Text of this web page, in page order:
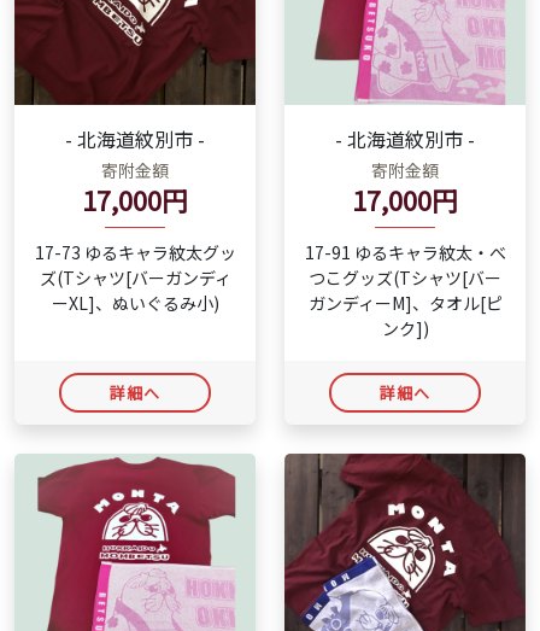
- 北海道紋別市 -
寄附金額
17,000円
17-73 ゆるキャラ紋太グッ
ズ(Tシャツ[バーガンディ
ーXL]、ぬいぐるみ小)
詳細へ
- 北海道紋別市 -
寄附金額
17,000円
17-91 ゆるキャラ紋太・べ
つこグッズ(Tシャツ[バー
ガンディーM]、タオル[ピ
ンク])
詳細へ